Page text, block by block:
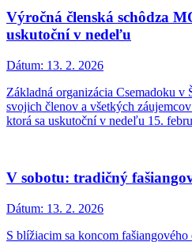
Výročná členská schôdza
uskutoční v nedeľu
Dátum: 13. 2. 2026
Základná organizácia Csemadoku v
svojich členov a všetkých
ktorá sa uskutoční v nedeľu 15.
V sobotu: tradičný
Dátum: 13. 2. 2026
S blížiacim sa koncom